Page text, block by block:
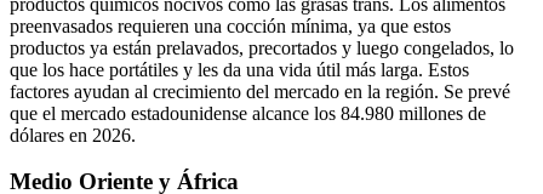
preenvasados ​​requieren una cocción mínima, ya que estos
productos ya están prelavados, precortados y luego congelados, lo
que los hace portátiles y les da una vida útil más larga. Estos
factores ayudan al crecimiento del mercado en la región. Se prevé
que el mercado estadounidense alcance los 84.980 millones de
dólares en 2026.
Medio Oriente y África